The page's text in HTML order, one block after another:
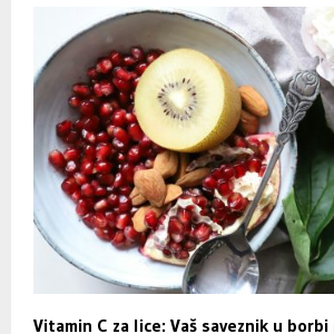
Vitamin C za lice: Vaš saveznik u